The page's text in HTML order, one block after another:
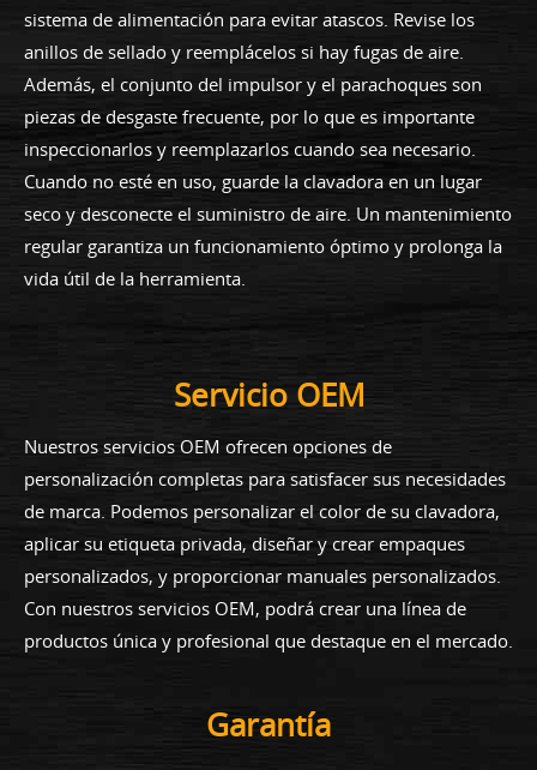
sistema de alimentación para evitar atascos. Revise los
anillos de sellado y reemplácelos si hay fugas de aire.
Además, el conjunto del impulsor y el parachoques son
piezas de desgaste frecuente, por lo que es importante
inspeccionarlos y reemplazarlos cuando sea necesario.
Cuando no esté en uso, guarde la clavadora en un lugar
seco y desconecte el suministro de aire. Un mantenimiento
regular garantiza un funcionamiento óptimo y prolonga la
vida útil de la herramienta.
Servicio OEM
Nuestros servicios OEM ofrecen opciones de
personalización completas para satisfacer sus necesidades
de marca. Podemos personalizar el color de su clavadora,
aplicar su etiqueta privada, diseñar y crear empaques
personalizados, y proporcionar manuales personalizados.
Con nuestros servicios OEM, podrá crear una línea de
productos única y profesional que destaque en el mercado.
Garantía